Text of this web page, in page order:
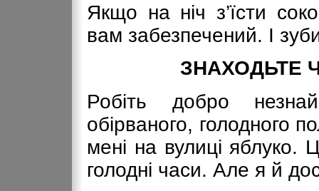
Якщо на ніч з’їсти
вам забезпечений. І
ЗНАХОДЬТЕ
Робіть добро
обірваного, голодного
мені на вулиці яблуко.
голодні часи. Але я й